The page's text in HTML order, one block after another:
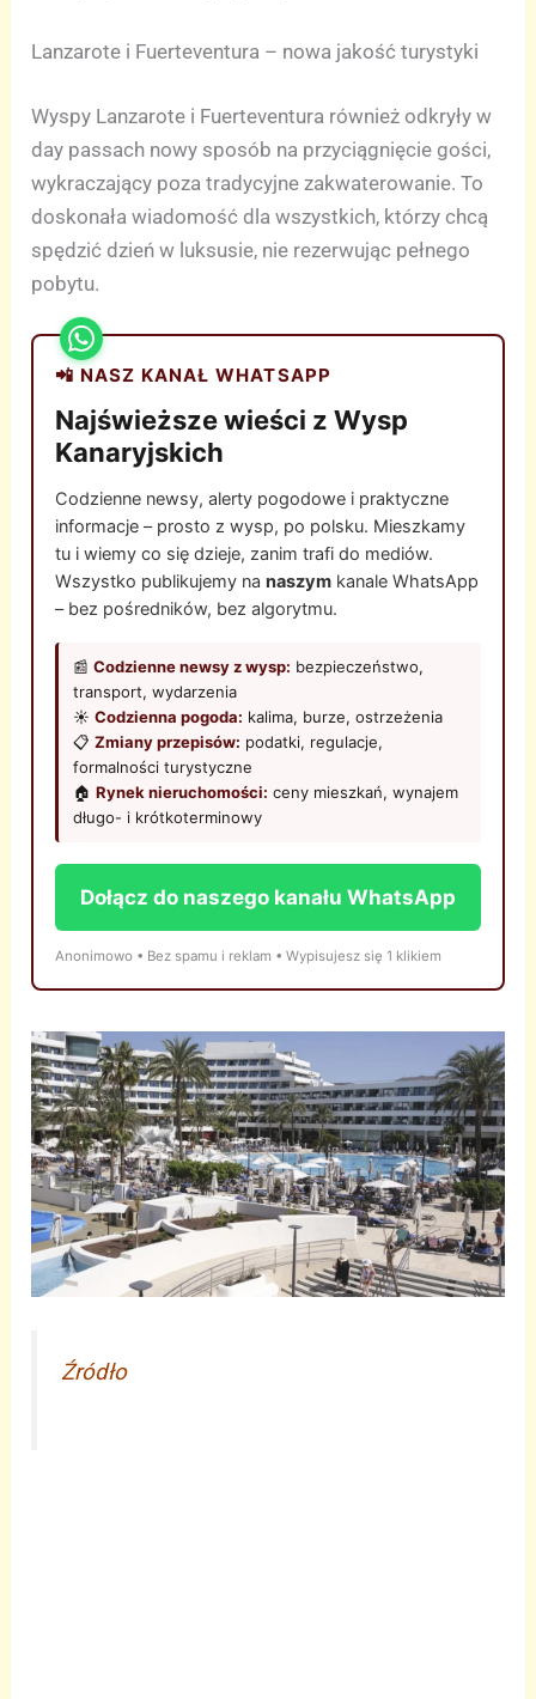
Lanzarote i Fuerteventura – nowa jakość turystyki
Wyspy Lanzarote i Fuerteventura również odkryły w
day passach nowy sposób na przyciągnięcie gości,
wykraczający poza tradycyjne zakwaterowanie. To
doskonała wiadomość dla wszystkich, którzy chcą
spędzić dzień w luksusie, nie rezerwując pełnego
pobytu.
📲 NASZ KANAŁ WHATSAPP
Najświeższe wieści z Wysp
Kanaryjskich
Codzienne newsy, alerty pogodowe i praktyczne
informacje – prosto z wysp, po polsku. Mieszkamy
tu i wiemy co się dzieje, zanim trafi do mediów.
Wszystko publikujemy nanaszym kanale WhatsApp
– bez pośredników, bez algorytmu.
📰Codzienne newsy z wysp: bezpieczeństwo,
transport, wydarzenia
☀️Codzienna pogoda: kalima, burze, ostrzeżenia
📋Zmiany przepisów: podatki, regulacje,
formalności turystyczne
🏠Rynek nieruchomości: ceny mieszkań, wynajem
długo- i krótkoterminowy
Dołącz do naszego kanału WhatsApp
Anonimowo • Bez spamu i reklam • Wypisujesz się 1 klikiem
Źródło